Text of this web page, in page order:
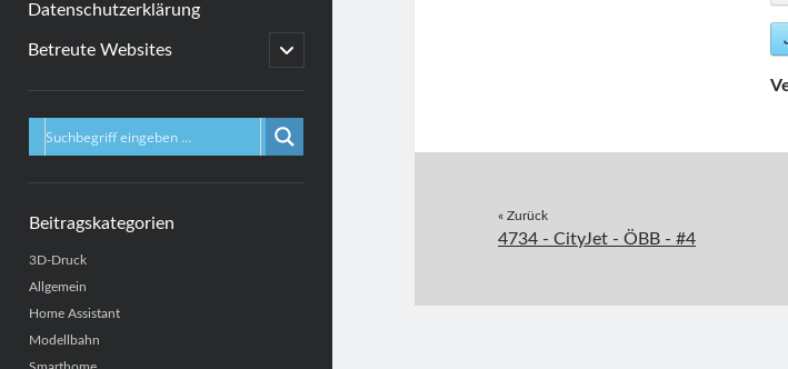
Datenschutzerklärung
Betreute Websites
open
child
Sidebar
Beitragskategorien
3D-Druck
Allgemein
Home Assistant
Modellbahn
« Zurück
4734 - CityJet - ÖBB - #4